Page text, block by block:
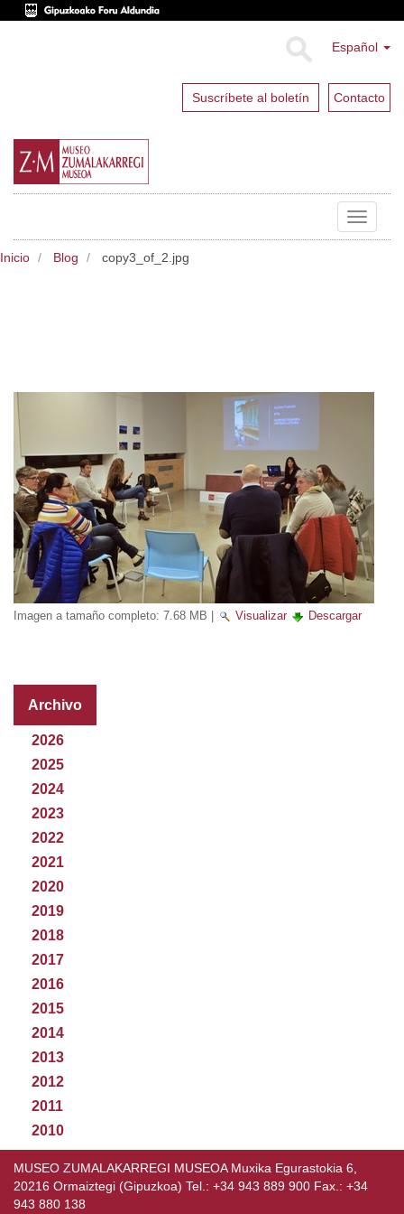
Español
Suscríbete al boletín Contacto
Toggle
Inicio Blog copy3_of_2.jpg
Imagen a tamaño completo: 7.68 MB Visualizar Descargar
Archivo
2026
2025
2024
2023
2022
2021
2020
2019
2018
2017
2016
2015
2014
2013
2012
2011
2010
MUSEO ZUMALAKARREGI MUSEOA Muxika Egurastokia 6,
20216 Ormaiztegi (Gipuzkoa) Tel.: +34 943 889 900 Fax.: +34
943 880 138